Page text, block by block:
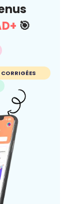
🎯